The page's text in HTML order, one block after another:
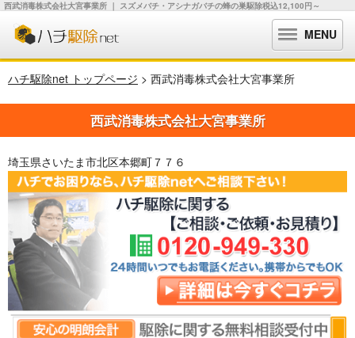
西武消毒株式会社大宮事業所 ｜ スズメバチ・アシナガバチの蜂の巣駆除税込12,100円～
MENU
ハチ駆除net トップページ > 西武消毒株式会社大宮事業所
西武消毒株式会社大宮事業所
埼玉県さいたま市北区本郷町７７６